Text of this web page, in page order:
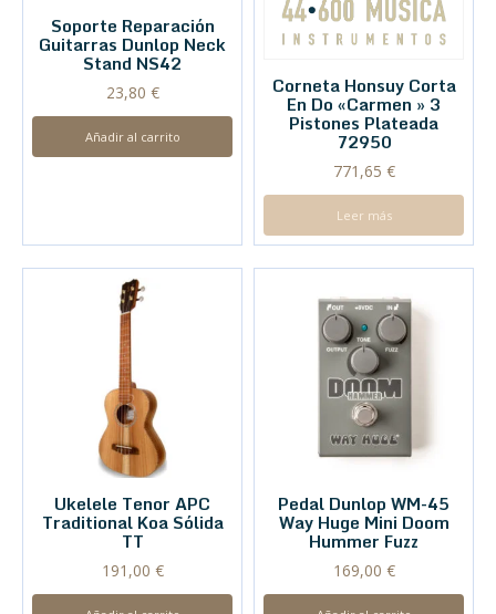
Soporte Reparación
Guitarras Dunlop Neck
Stand NS42
23,80 €
Añadir al carrito
Corneta Honsuy Corta
En Do «Carmen » 3
Pistones Plateada
72950
771,65 €
Leer más
Ukelele Tenor APC
Traditional Koa Sólida
TT
191,00 €
Pedal Dunlop WM-45
Way Huge Mini Doom
Hummer Fuzz
169,00 €